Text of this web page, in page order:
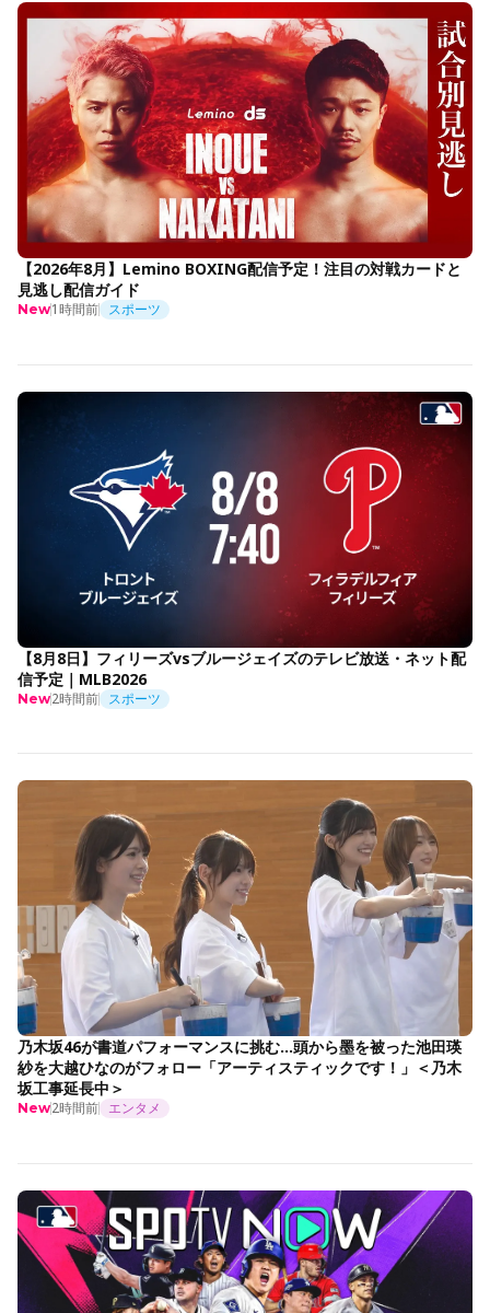
【2026年8月】Lemino BOXING配信予定！注目の対戦カードと
見逃し配信ガイド
New1時間前 スポーツ
【8月8日】フィリーズvsブルージェイズのテレビ放送・ネット配
信予定｜MLB2026
New2時間前 スポーツ
乃木坂46が書道パフォーマンスに挑む…頭から墨を被った池田瑛
紗を大越ひなのがフォロー「アーティスティックです！」＜乃木
坂工事延長中＞
New2時間前 エンタメ